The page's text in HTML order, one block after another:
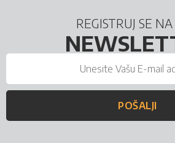
REGISTRUJ SE
POŠALJI